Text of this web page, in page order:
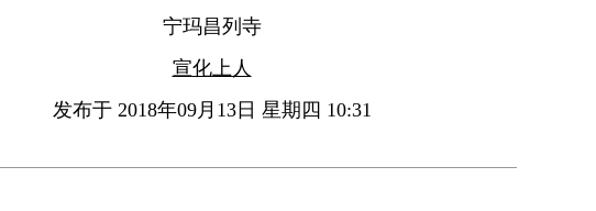
宁玛昌列寺
宣化上人
发布于 2018年09月13日 星期四 10:31